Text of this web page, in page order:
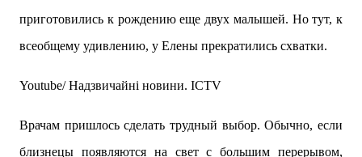
приготовились к рождению еще двух малышей. Но тут, к
всеобщему удивлению, у Елены прекратились схватки.
Youtube/ Надзвичайні новини. ICTV
Врачам пришлось сделать трудный выбор. Обычно, если
близнецы появляются на свет с большим перерывом,